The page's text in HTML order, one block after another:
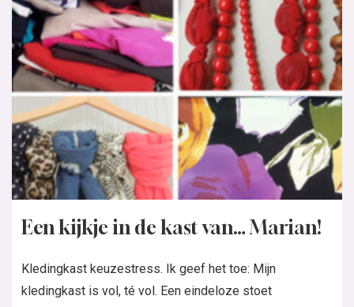
Een kijkje in de kast van… Marian!
Kledingkast keuzestress. Ik geef het toe: Mijn
kledingkast is vol, té vol. Een eindeloze stoet